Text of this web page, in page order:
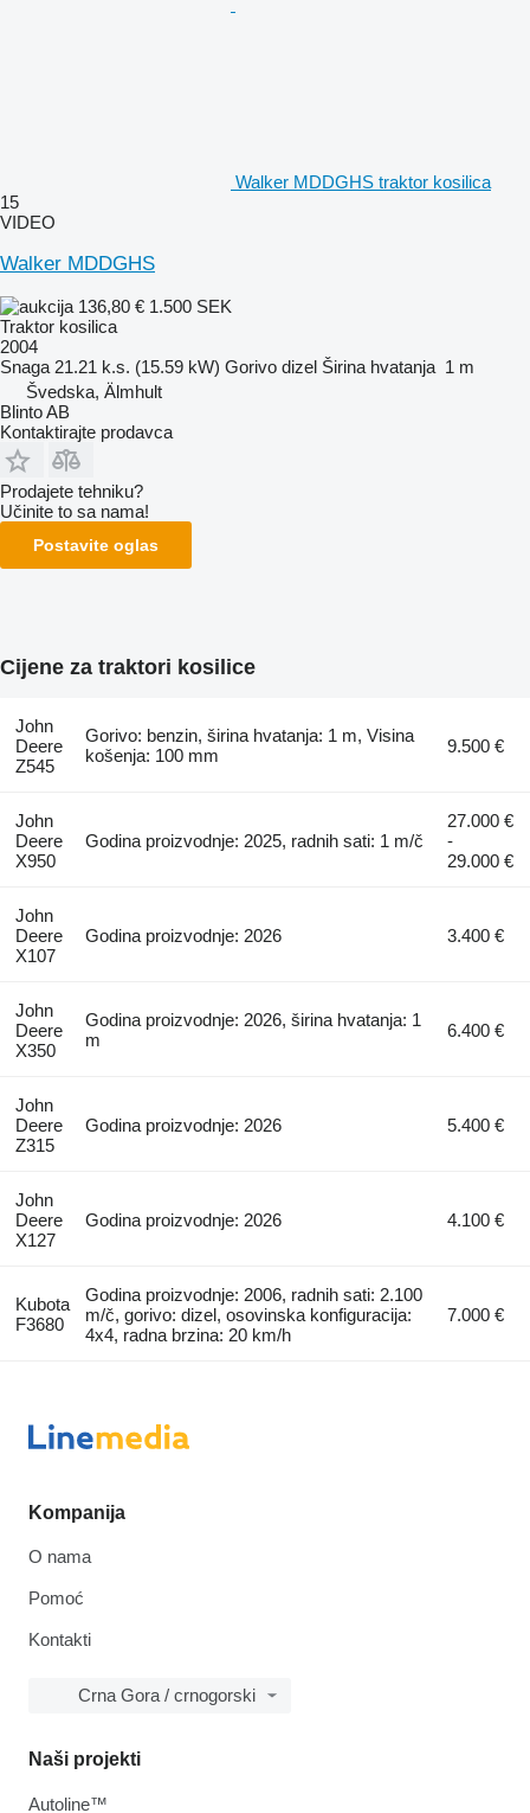
Walker MDDGHS traktor kosilica
15
VIDEO
Walker MDDGHS
136,80 € 1.500 SEK
Traktor kosilica
2004
Snaga 21.21 k.s. (15.59 kW) Gorivo dizel Širina hvatanja 1 m
Švedska, Älmhult
Blinto AB
Kontaktirajte prodavca
Prodajete tehniku?
Učinite to sa nama!
Postavite oglas
Cijene za traktori kosilice
John
Deere
Z545
Gorivo: benzin, širina hvatanja: 1 m, Visina
košenja: 100 mm
9.500 €
John
Deere
X950
Godina proizvodnje: 2025, radnih sati: 1 m/č
27.000 €
-
29.000 €
John
Deere
X107
Godina proizvodnje: 2026 3.400 €
John
Deere
X350
Godina proizvodnje: 2026, širina hvatanja: 1
m
6.400 €
John
Deere
Z315
Godina proizvodnje: 2026 5.400 €
John
Deere
X127
Godina proizvodnje: 2026 4.100 €
Kubota
F3680
Godina proizvodnje: 2006, radnih sati: 2.100
m/č, gorivo: dizel, osovinska konfiguracija:
4x4, radna brzina: 20 km/h
7.000 €
Kompanija
O nama
Pomoć
Kontakti
Crna Gora / crnogorski
Naši projekti
Autoline™